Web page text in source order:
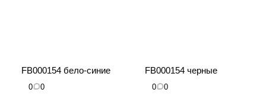
FB000154 бело-синие
0 0
FB000154 черные
0 0